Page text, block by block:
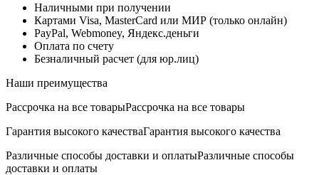
Наличными при получении
Картами Visa, MasterCard или МИР (только онлайн)
PayPal, Webmoney, Яндекс.деньги
Оплата по счету
Безналичный расчет (для юр.лиц)
Наши преимущества
Рассрочка на все товарыРассрочка на все товары
Гарантия высокого качестваГарантия высокого качества
Различные способы доставки и оплатыРазличные способы
доставки и оплаты